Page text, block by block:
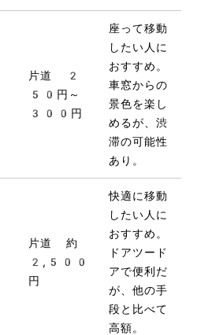
片道 2
50円～
300円
座って移動
したい人に
おすすめ。
車窓からの
景色を楽し
めるが、渋
滞の可能性
あり。
片道 約
2,500
円
快適に移動
したい人に
おすすめ。
ドアツード
アで便利だ
が、他の手
段と比べて
高額。